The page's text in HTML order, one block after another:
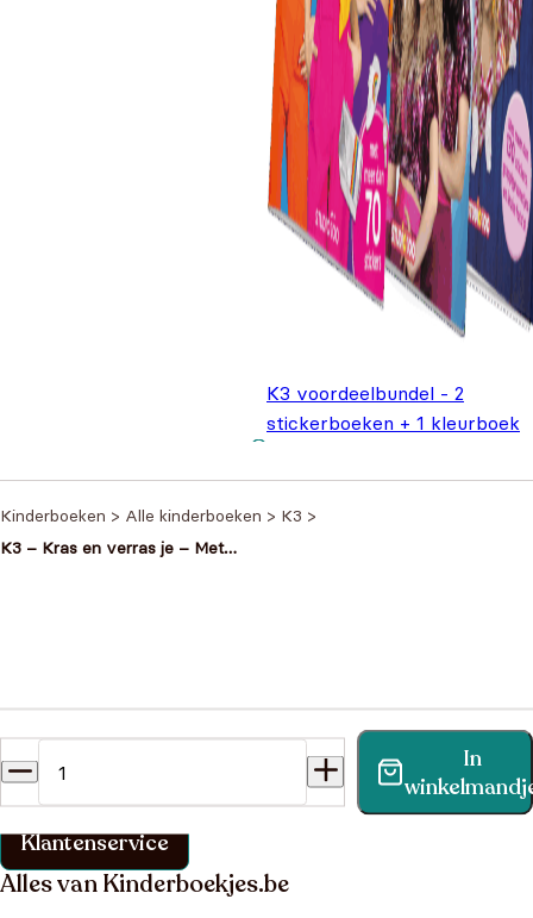
K3 voordeelbundel - 2
stickerboeken + 1 kleurboek
Kinderboeken > Alle kinderboeken > K3 >
K3 – Kras en verras je – Met
In
Vind binnen no-time antwoord op je vraag op onze
klantenservice pagina.
Klantenservice
Alles van Kinderboekjes.be